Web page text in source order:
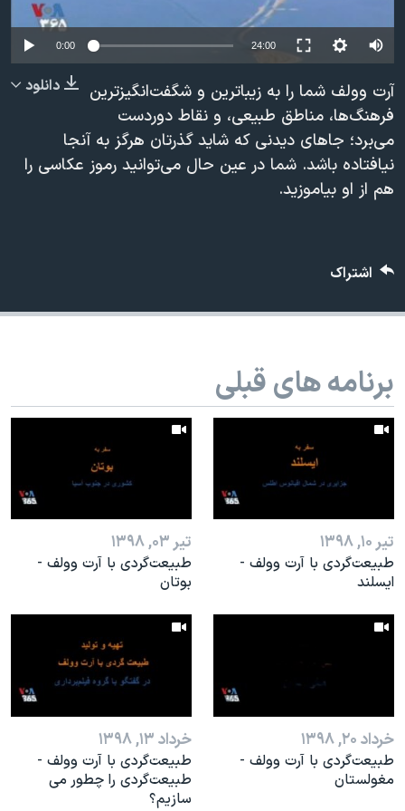
حقوق شهروندی
اقتصادی
علم و فناوری
اسرائیل در جنگ
گالری عکس
انتخابات ریاست جمهوری آمریکا ۲۰۲۴
حمله جمهوری اسلامی به اسرائیل
رمز مهسا
ورزش زنان در ایران
اعتراضات زن، زندگی، آزادی
دادگاه حمید نوری
چهل سال گروگان‌گیری
اعتراضات مردمی آبان ۹۸
اسرائیل در جنگ
نرگس محمدی برنده جایزه نوبل صلح
همایش محافظه‌کاران آمریکا «سی‌پک»
سفر پرزیدنت ترامپ به چین
زبانهای مختلف
0:00 24:00
دانلود
آرت وولف شما را به زیباترین و شگفت‌انگیزترین
فرهنگ‌ها، مناطق طبیعی، و نقاط دوردست
می‌برد؛ جاهای دیدنی که شاید گذرتان هرگز به آنجا
نیافتاده باشد. شما در عین حال می‌توانيد رموز عکاسی را
هم از او بياموزيد.
اشتراک
برنامه های قبلی
تیر ۱۰, ۱۳۹۸
طبیعت‌گردی با آرت وولف -
ایسلند
تیر ۰۳, ۱۳۹۸
طبیعت‌گردی با آرت وولف -
بوتان
خرداد ۲۰, ۱۳۹۸
طبیعت‌گردی با آرت وولف -
مغولستان
خرداد ۱۳, ۱۳۹۸
طبیعت‌گردی با آرت وولف -
طبیعت‌گردی را چطور می
سازیم؟